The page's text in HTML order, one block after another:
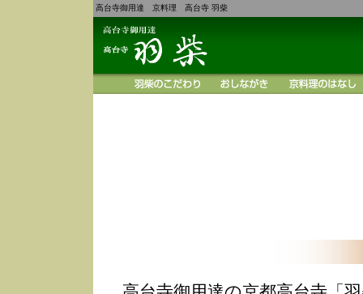
高台寺御用達 京料理 高台寺 羽柴